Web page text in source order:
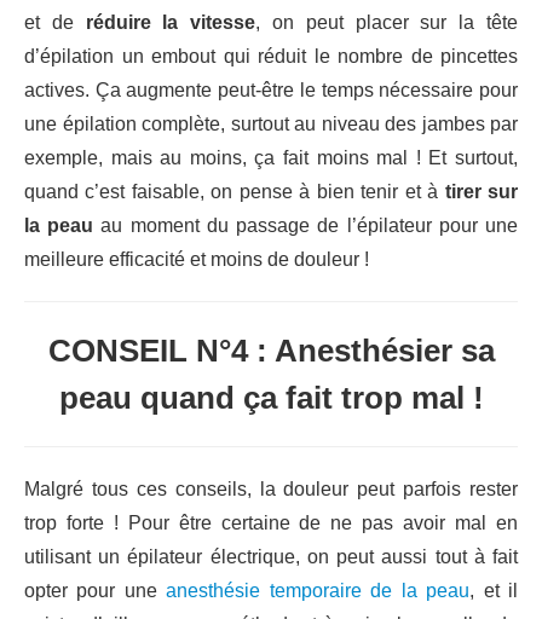
et de réduire la vitesse, on peut placer sur la tête
d’épilation un embout qui réduit le nombre de pincettes
actives. Ça augmente peut-être le temps nécessaire pour
une épilation complète, surtout au niveau des jambes par
exemple, mais au moins, ça fait moins mal ! Et surtout,
quand c’est faisable, on pense à bien tenir et à tirer sur
la peau au moment du passage de l’épilateur pour une
meilleure efficacité et moins de douleur !
CONSEIL N°4 : Anesthésier sa
peau quand ça fait trop mal !
Malgré tous ces conseils, la douleur peut parfois rester
trop forte ! Pour être certaine de ne pas avoir mal en
utilisant un épilateur électrique, on peut aussi tout à fait
opter pour uneanesthésie temporaire de la peau, et il